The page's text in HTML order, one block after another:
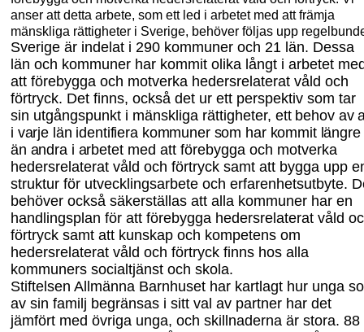
anser att detta arbete, som ett led i arbetet med att främja
mänskliga rättigheter i Sverige, behöver följas upp
Sverige är indelat i 290 kommuner och 21 län. Dessa
län och kommuner har kommit olika långt i arbetet
att förebygga och motverka hedersrelaterat våld och
förtryck. Det finns, också det ur ett perspektiv som tar
sin utgångspunkt i mänskliga rättigheter, ett behov av
i varje län identifiera kommuner som har kommit längre
än andra i arbetetmed att förebygga och motverka
hedersrelaterat våld och förtryck samt att bygga upp
struktur för utvecklingsarbete och erfarenhetsutbyte.
behöver också säkerställas att alla kommuner har en
handlingsplan för att förebygga hedersrelaterat våld
förtryck samt att kunskap och kompetens om
hedersrelaterat våld och förtryck finns hos alla
kommuners socialtjänst och skola.
Stiftelsen Allmänna Barnhuset har kartlagt hur unga
av sin familj begränsas i sitt val av partner har det
jämfört med övriga unga, och skillnaderna är stora. 88